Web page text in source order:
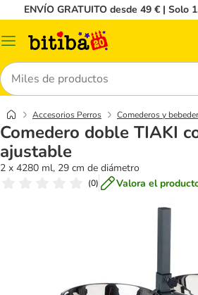
ENVÍO GRATUITO desde 49 € | Solo
Menú
Buscar
Accesorios Perros Comederos y
Comedero doble TIAKI
ajustable
2 x 4280 ml, 29 cm de diámetro
(0) Valora el